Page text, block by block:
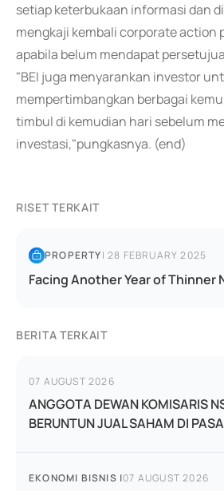
setiap keterbukaan informasi dan
mengkaji kembali corporate
apabila belum mendapat
"BEI juga menyarankan investor
mempertimbangkan berbagai
timbul di kemudian hari sebelum
investasi,"pungkasnya. (end)
RISET TERKAIT
PROPERTY|28 FEBRUARY 2025
Facing Another Year of Thinner
BERITA TERKAIT
07 AUGUST 2026
ANGGOTA DEWAN KOMISARIS
BERUNTUN JUAL SAHAM DI
EKONOMI BISNIS |07 AUGUST 2026